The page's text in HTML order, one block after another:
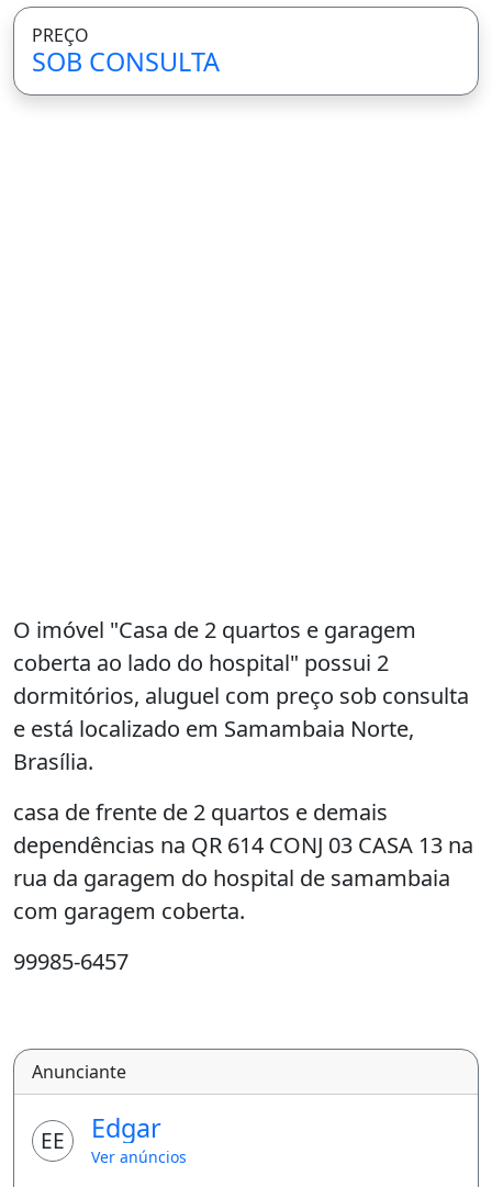
PREÇO
SOB CONSULTA
O imóvel "Casa de 2 quartos e garagem
coberta ao lado do hospital" possui 2
dormitórios, aluguel com preço sob consulta
e está localizado em Samambaia Norte,
Brasília.
casa de frente de 2 quartos e demais
dependências na QR 614 CONJ 03 CASA 13 na
rua da garagem do hospital de samambaia
com garagem coberta.
99985-6457
Anunciante
EE Edgar
Ver anúncios